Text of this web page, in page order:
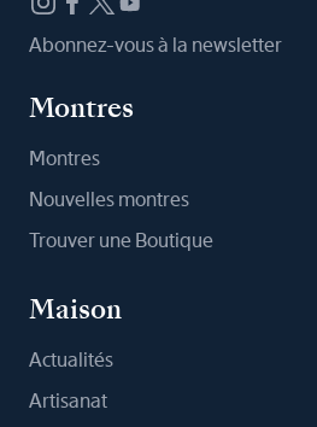
Abonnez-vous à la newsletter
Montres
Montres
Nouvelles montres
Trouver une Boutique
Maison
Actualités
Artisanat